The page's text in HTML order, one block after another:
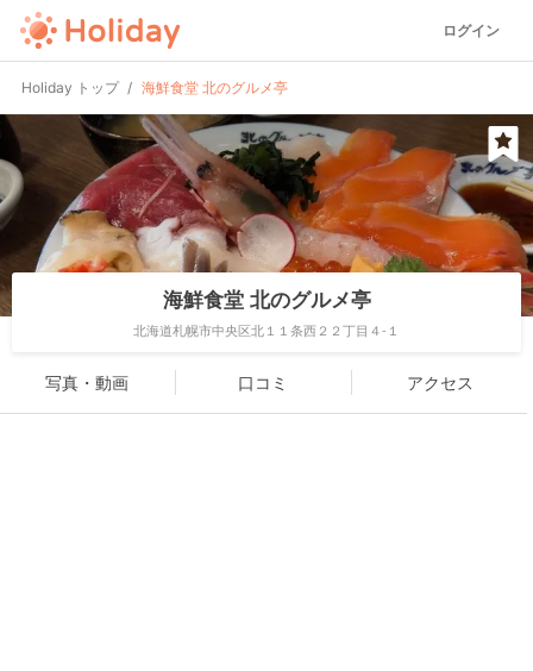
ログイン
Holiday トップ 海鮮食堂 北のグルメ亭
海鮮食堂 北のグルメ亭
北海道札幌市中央区北１１条西２２丁目４-１
写真・動画 口コミ アクセス